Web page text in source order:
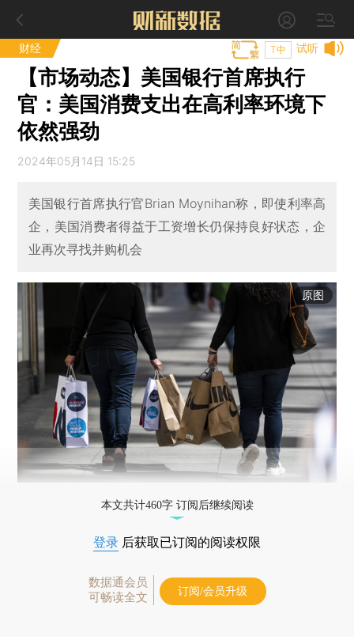
财经 试听
T中
【市场动态】美国银行首席执行
官：美国消费支出在高利率环境下
依然强劲
2024年05月14日 15:25
美国银行首席执行官Brian Moynihan称，即使利率高
企，美国消费者得益于工资增长仍保持良好状态，企
业再次寻找并购机会
原图
本文共计460字 订阅后继续阅读
登录 后获取已订阅的阅读权限
数据通会员
可畅读全文
订阅/会员升级